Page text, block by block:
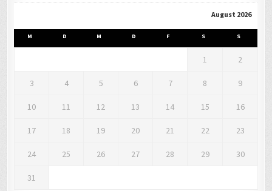
August 2026
M D M D F S S
1 2
3 4 5 6 7 8 9
10 11 12 13 14 15 16
17 18 19 20 21 22 23
24 25 26 27 28 29 30
31